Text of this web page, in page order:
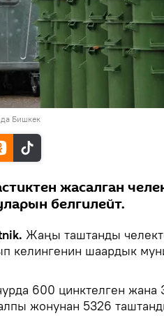
Бишкек
жасалган
белгилейт.
Жаңы таштанды
келингенин шаардык
600 цинктелген жана
жонунан 5326